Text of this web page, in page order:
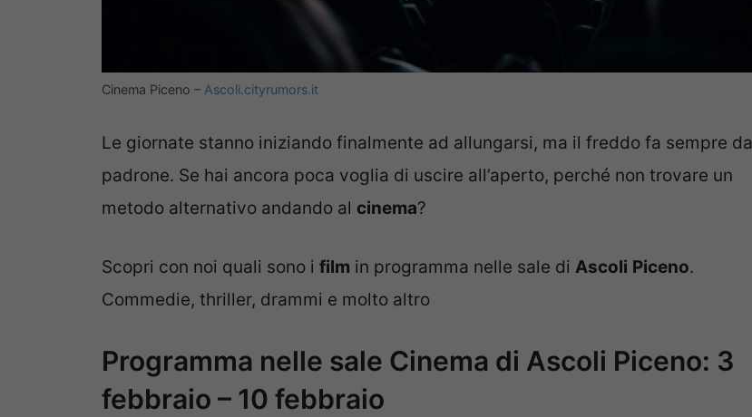
Cinema Piceno – Ascoli.cityrumors.it
Le giornate stanno iniziando finalmente ad allungarsi, ma il freddo fa sempre da
padrone. Se hai ancora poca voglia di uscire all’aperto, perché non trovare un
metodo alternativo andando al cinema?
Scopri con noi quali sono i film in programma nelle sale di Ascoli Piceno.
Commedie, thriller, drammi e molto altro
Programma nelle sale Cinema di Ascoli Piceno: 3
febbraio – 10 febbraio